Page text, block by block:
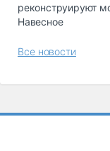
реконструируют
Навесное
Все новости